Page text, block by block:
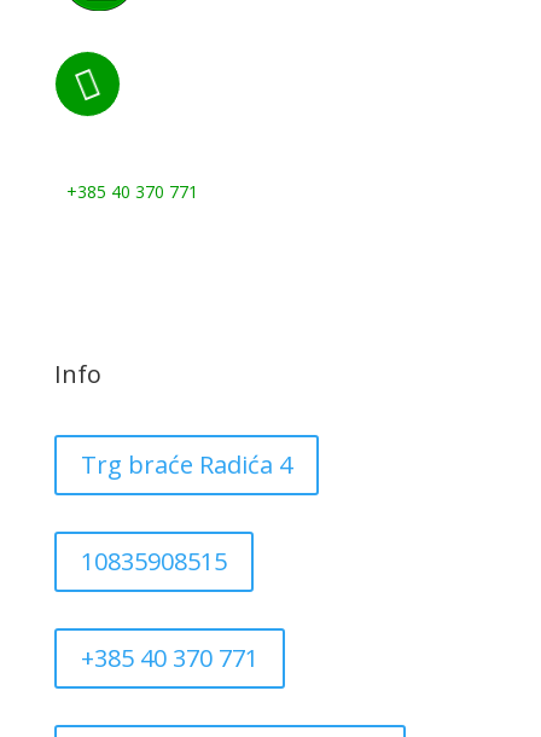

+385 40 370 771
Info
Trg braće Radića 4
10835908515
+385 40 370 771